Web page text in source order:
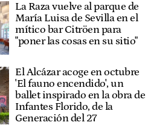
La Raza vuelve al parque de
María Luisa de Sevilla en el
mítico bar Citröen para
"poner las cosas en su sitio"
El Alcázar acoge en octubre
'El fauno encendido', un
ballet inspirado en la obra de
Infantes Florido, de la
Generación del 27